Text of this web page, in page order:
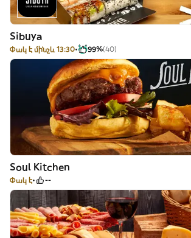
Sibuya
Փակ է մինչև 13:30 99%(40)
Soul Kitchen
Փակ է --